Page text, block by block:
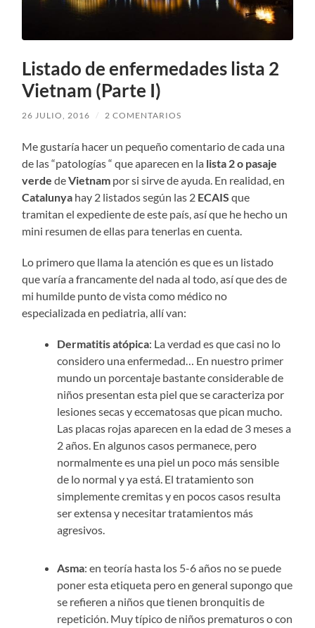
Listado de enfermedades lista 2
Vietnam (Parte I)
26 JULIO, 2016 / 2 COMENTARIOS
Me gustaría hacer un pequeño comentario de cada una
de las “patologías “ que aparecen en la lista 2 o pasaje
verdedeVietnam por si sirve de ayuda. En realidad, en
Catalunya hay 2 listados según las 2 ECAIS que
tramitan el expediente de este país, así que he hecho un
mini resumen de ellas para tenerlas en cuenta.
Lo primero que llama la atención es que es un listado
que varía a francamente del nada al todo, así que des de
mi humilde punto de vista como médico no
especializada en pediatria, allí van:
Dermatitis atópica: La verdad es que casi no lo
considero una enfermedad… En nuestro primer
mundo un porcentaje bastante considerable de
niños presentan esta piel que se caracteriza por
lesiones secas y eccematosas que pican mucho.
Las placas rojas aparecen en la edad de 3 meses a
2 años. En algunos casos permanece, pero
normalmente es una piel un poco más sensible
de lo normal y ya está. El tratamiento son
simplemente cremitas y en pocos casos resulta
ser extensa y necesitar tratamientos más
agresivos.
Asma: en teoría hasta los 5-6 años no se puede
poner esta etiqueta pero en general supongo que
se refieren a niños que tienen bronquitis de
repetición. Muy típico de niños prematuros o con